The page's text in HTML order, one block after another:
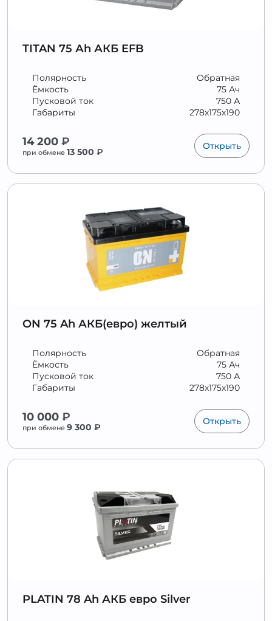
TITAN 75 Аh АКБ EFB
Обратная
Полярность
75 Ач
Ёмкость
750 А
Пусковой ток
278x175x190
Габариты
14 200 ₽
при обмене 13 500 ₽
Открыть
ON 75 Ah АКБ(евро) желтый
Обратная
Полярность
75 Ач
Ёмкость
750 А
Пусковой ток
278x175x190
Габариты
10 000 ₽
при обмене 9 300 ₽
Открыть
PLATIN 78 Ah АКБ евро Silver